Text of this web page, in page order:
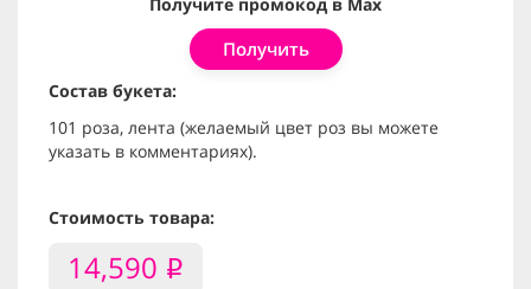
Получить
Состав букета:
101 роза, лента (желаемый цвет роз вы можете
указать в комментариях).
Стоимость товара:
14,590 i